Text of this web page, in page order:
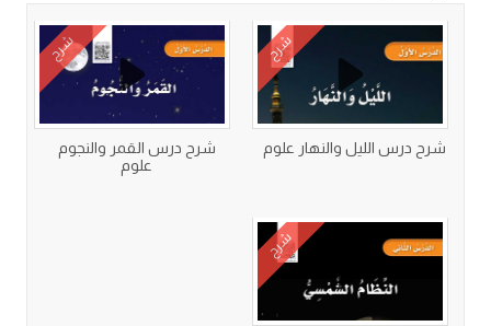
شرح
شرح درس الليل والنهار علوم
شرح
شرح درس القمر والنجوم
علوم
شرح